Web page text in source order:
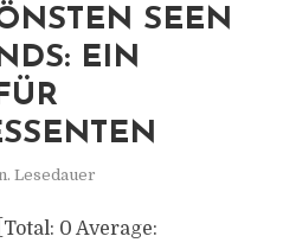
SEEN
EIN
Lesedauer
0 Average: